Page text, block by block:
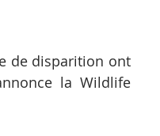
de disparition ont
la Wildlife